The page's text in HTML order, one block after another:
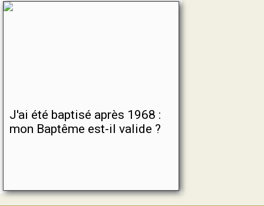
J'ai été baptisé après 1968 :
mon Baptême est-il valide ?